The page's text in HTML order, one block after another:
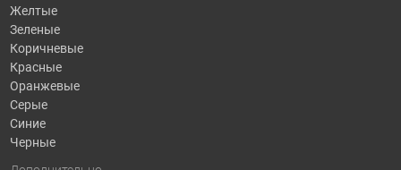
Желтые
Зеленые
Коричневые
Красные
Оранжевые
Серые
Синие
Черные